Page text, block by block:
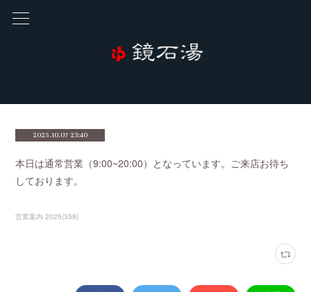
2025.10.07 23:40
本日は通常営業（9:00~20:00）となっています。ご来店お待ち
しております。
営業案内 2025(358)